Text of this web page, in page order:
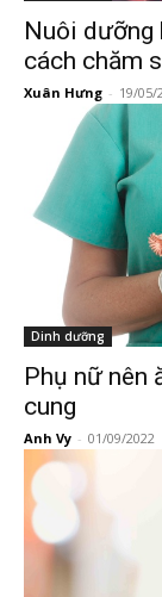
Nuôi dưỡng
cách chăm
Xuân Hưng - 19/05/
Dinh dưỡng
Phụ nữ nên
cung
Anh Vy - 01/09/2022